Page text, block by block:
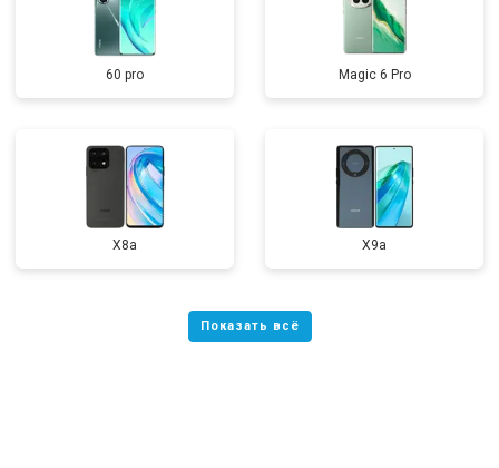
60 pro Magic 6 Pro
X8a X9a